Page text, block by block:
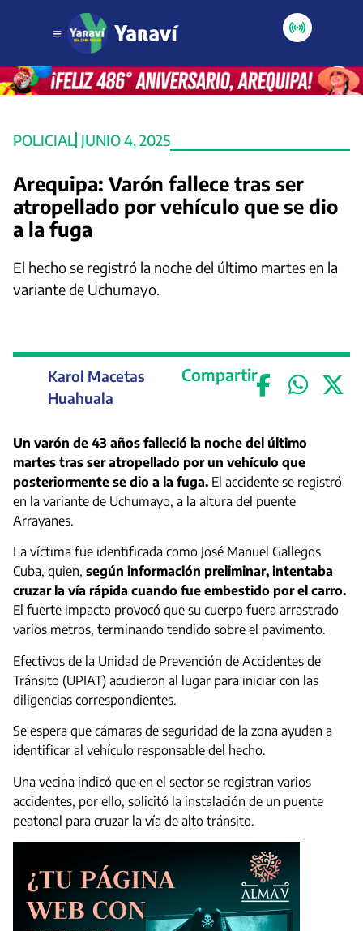
POLICIAL JUNIO 4, 2025
Arequipa: Varón fallece tras ser
atropellado por vehículo que se dio
a la fuga
El hecho se registró la noche del último martes en la
variante de Uchumayo.
Karol Macetas
Huahuala
Compartir
Un varón de 43 años falleció la noche del último
martes tras ser atropellado por un vehículo que
posteriormente se dio a la fuga. El accidente se registró
en la variante de Uchumayo, a la altura del puente
Arrayanes.
La víctima fue identificada como José Manuel Gallegos
Cuba, quien, según información preliminar, intentaba
cruzar la vía rápida cuando fue embestido por el carro.
El fuerte impacto provocó que su cuerpo fuera arrastrado
varios metros, terminando tendido sobre el pavimento.
Efectivos de la Unidad de Prevención de Accidentes de
Tránsito (UPIAT) acudieron al lugar para iniciar con las
diligencias correspondientes.
Se espera que cámaras de seguridad de la zona ayuden a
identificar al vehículo responsable del hecho.
Una vecina indicó que en el sector se registran varios
accidentes, por ello, solicitó la instalación de un puente
peatonal para cruzar la vía de alto tránsito.